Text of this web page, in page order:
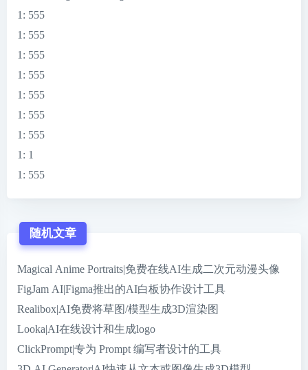
1 : 555
1 : 555
1 : 555
1 : 555
1 : 555
1 : 555
1 : 555
1 : 1
1 : 555
随机文章
Magical Anime Portraits|免费在线AI生成二次元动漫头像
FigJam AI|Figma推出的AI白板协作设计工具
Realibox|AI免费将草图/模型生成3D渲染图
Looka|AI在线设计和生成logo
ClickPrompt|专为 Prompt 编写者设计的工具